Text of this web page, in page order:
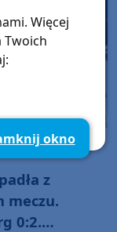
z
meczu.
0:2.
Więcej
okno